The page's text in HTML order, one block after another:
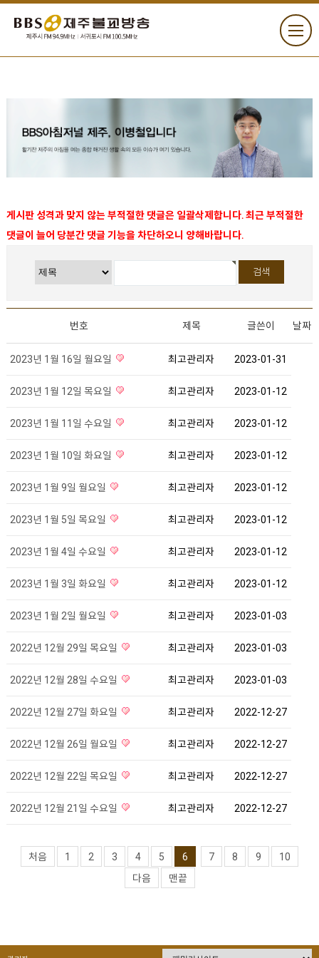
게시판 성격과 맞지 않는 부적절한 댓글은 일괄삭제합니다. 최근 부적절한
댓글이 늘어 당분간 댓글 기능을 차단하오니 양해바랍니다.
번호 제목 글쓴이 날짜
2023년 1월 16일 월요일 최고관리자 2023-01-31
2023년 1월 12일 목요일 최고관리자 2023-01-12
2023년 1월 11일 수요일 최고관리자 2023-01-12
2023년 1월 10일 화요일 최고관리자 2023-01-12
2023년 1월 9일 월요일 최고관리자 2023-01-12
2023년 1월 5일 목요일 최고관리자 2023-01-12
2023년 1월 4일 수요일 최고관리자 2023-01-12
2023년 1월 3일 화요일 최고관리자 2023-01-12
2023년 1월 2일 월요일 최고관리자 2023-01-03
2022년 12월 29일 목요일 최고관리자 2023-01-03
2022년 12월 28일 수요일 최고관리자 2023-01-03
2022년 12월 27일 화요일 최고관리자 2022-12-27
2022년 12월 26일 월요일 최고관리자 2022-12-27
2022년 12월 22일 목요일 최고관리자 2022-12-27
2022년 12월 21일 수요일 최고관리자 2022-12-27
처음 1 2 3 4 5 6 7 8 9
10
다음
맨끝